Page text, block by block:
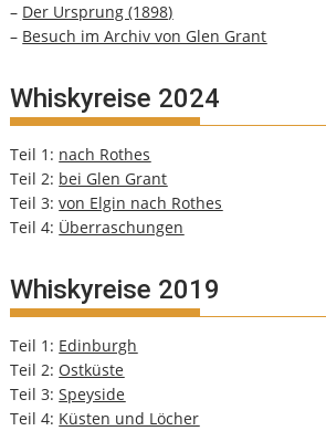
– Der Ursprung (1898)
– Besuch im Archiv von Glen Grant
Whiskyreise 2024
Teil 1: nach Rothes
Teil 2: bei Glen Grant
Teil 3:von Elgin nach Rothes
Teil 4: Überraschungen
Whiskyreise 2019
Teil 1: Edinburgh
Teil 2: Ostküste
Teil 3:Speyside
Teil 4: Küsten und Löcher